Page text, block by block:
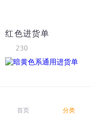
红色进货单
230
首页 分类